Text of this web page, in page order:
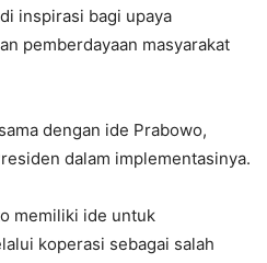
inspirasi bagi upaya
pemberdayaan masyarakat
dengan ide Prabowo,
dalam implementasinya.
memiliki ide untuk
koperasi sebagai salah